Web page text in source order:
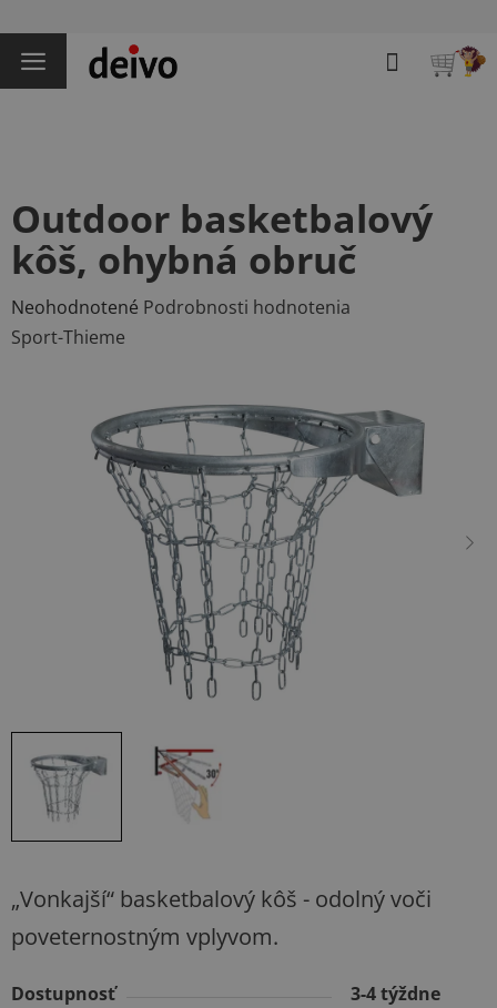
na
obsah
Hľadať
„Vonkajší“ basketbalový kôš - odolný voči
poveternostným vplyvom.
Dostupnosť
3-4 týždne
Outdoor basketbalový
kôš, ohybná obruč
Priemerné
hodnotenie
Neohodnotené Podrobnosti hodnotenia
Sport-Thieme